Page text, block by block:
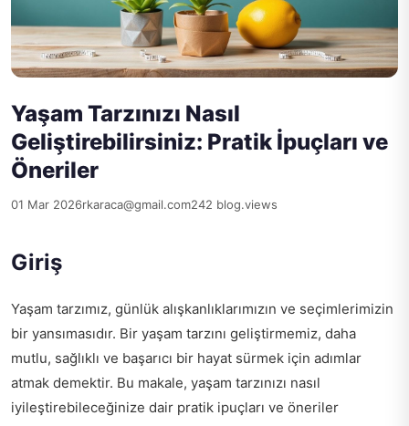
Yaşam Tarzınızı Nasıl
Geliştirebilirsiniz: Pratik İpuçları ve
Öneriler
01 Mar 2026rkaraca@gmail.com242 blog.views
Giriş
Yaşam tarzımız, günlük alışkanlıklarımızın ve seçimlerimizin
bir yansımasıdır. Bir yaşam tarzını geliştirmemiz, daha
mutlu, sağlıklı ve başarıcı bir hayat sürmek için adımlar
atmak demektir. Bu makale, yaşam tarzınızı nasıl
iyileştirebileceğinize dair pratik ipuçları ve öneriler